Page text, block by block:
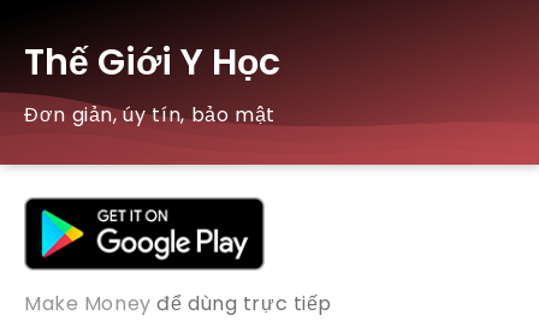
Thế Giới Y Học
Đơn giản, úy tín, bảo mật
Make Money để dùng trực tiếp